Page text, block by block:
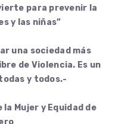
para prevenir la
y las niñas”
una sociedad más
de Violencia. Es un
y todos.-
Mujer y Equidad de